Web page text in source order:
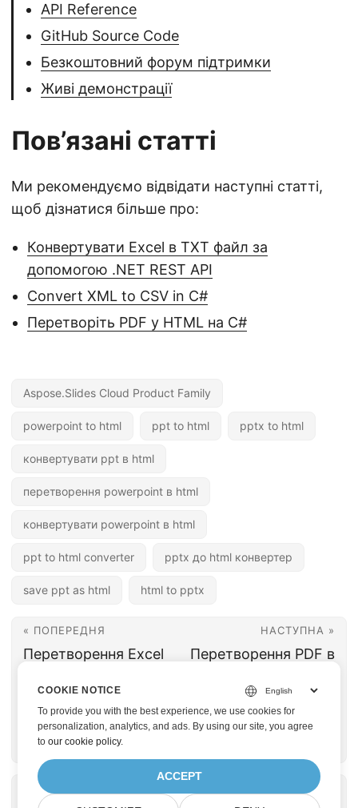
API Reference
GitHub Source Code
Безкоштовний форум підтримки
Живі демонстрації
Пов’язані статті
Ми рекомендуємо відвідати наступні статті,
щоб дізнатися більше про:
Конвертувати Excel в TXT файл за
допомогою .NET REST API
Convert XML to CSV in C#
Перетворіть PDF у HTML на C#
Aspose.Slides Cloud Product Family
powerpoint to html ppt to html pptx to html
конвертувати ppt в html
перетворення powerpoint в html
конвертувати powerpoint в html
ppt to html converter pptx до html конвертер
save ppt as html html to pptx
« ПОПЕРЕДНЯ
Перетворення Excel
Конверсія файлів,
розділених комами
НАСТУПНА »
Перетворення PDF в
тексту з PDF за
допомогою .NET
COOKIE NOTICE
To provide you with the best experience, we use cookies for
personalization, analytics, and ads. By using our site, you agree
toour cookie policy.
ACCEPT